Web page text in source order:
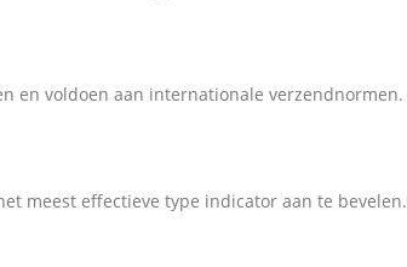
en voldoen aan internationale verzendnormen.
meest effectieve type indicator aan te bevelen.